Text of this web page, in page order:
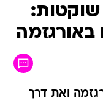
שוקטות:
ואת דרך